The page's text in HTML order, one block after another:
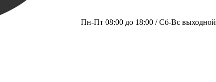
Пн-Пт 08:00 до 18:00 / Сб-Вс выходной